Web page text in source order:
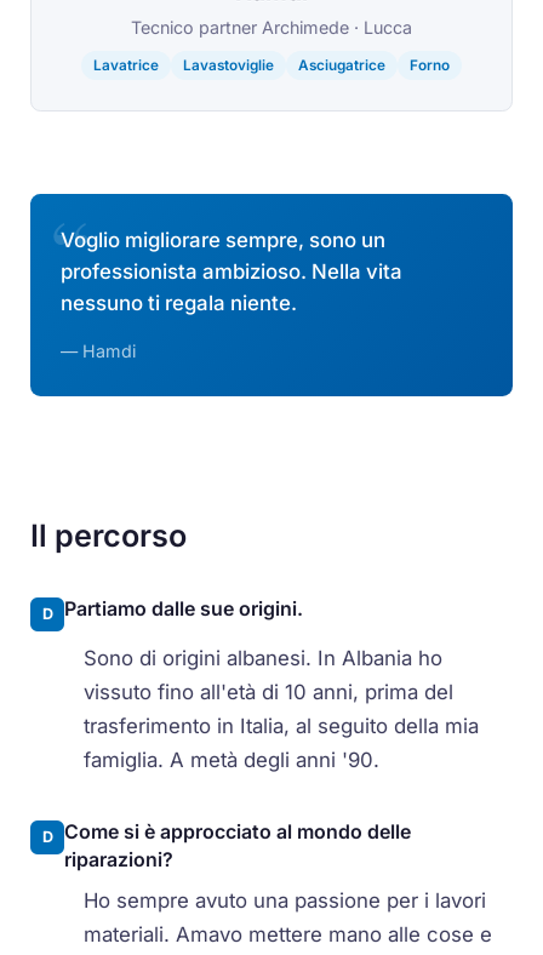
Tecnico partner Archimede · Lucca
Lavatrice Lavastoviglie Asciugatrice Forno
Voglio migliorare sempre, sono un
professionista ambizioso. Nella vita
nessuno ti regala niente.
— Hamdi
Il percorso
D Partiamo dalle sue origini.
Sono di origini albanesi. In Albania ho
vissuto fino all'età di 10 anni, prima del
trasferimento in Italia, al seguito della mia
famiglia. A metà degli anni '90.
D
Come si è approcciato al mondo delle
riparazioni?
Ho sempre avuto una passione per i lavori
materiali. Amavo mettere mano alle cose e